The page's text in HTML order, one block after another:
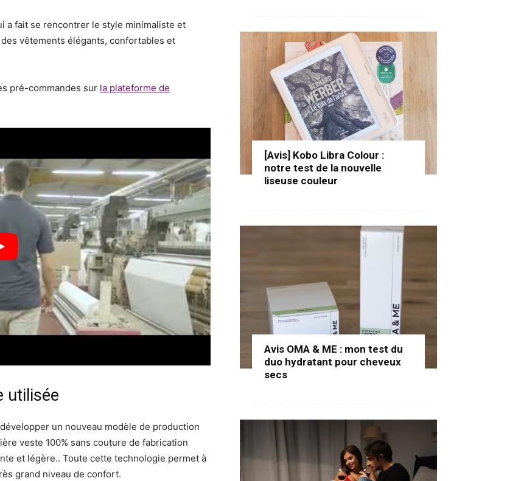
a fait se rencontrer le style minimaliste et
vêtements élégants, confortables et
pré-commandes sur la plateforme de
utilisée
un nouveau modèle de production
veste 100% sans couture de fabrication
et légère.. Toute cette technologie permet à
grand niveau de confort.
[Avis] Kobo Libra Colour :
notre test de la nouvelle
liseuse couleur
Avis OMA & ME : mon test du
duo hydratant pour cheveux
secs